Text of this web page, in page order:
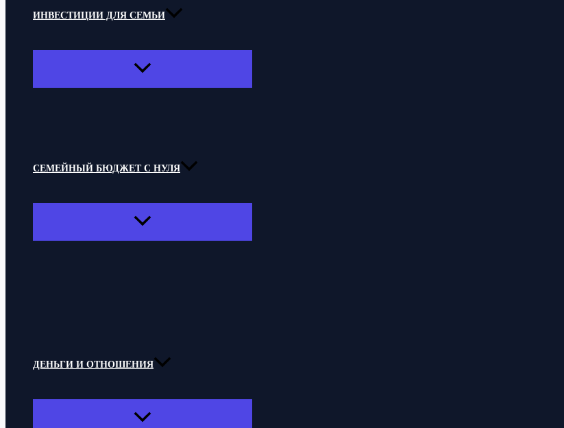
ИНВЕСТИЦИИ ДЛЯ СЕМЬИ
ПЕРЕКЛЮЧАТЕЛЬ
СЕМЕЙНЫЙ БЮДЖЕТ С НУЛЯ
ПЕРЕКЛЮЧАТЕЛЬ
ДЕНЬГИ И ОТНОШЕНИЯ
ПЕРЕКЛЮЧАТЕЛЬ